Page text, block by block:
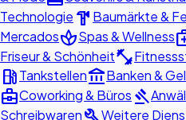
Technologie hardware Baumärkte &
MercadosspaSpas & Wellness
Friseur & Schönheitfitness_center
local_gas_stationTankstellenaccount_balanceBanken &
business_centerCoworking & Büros gavel
Schreibwaren
Weitere